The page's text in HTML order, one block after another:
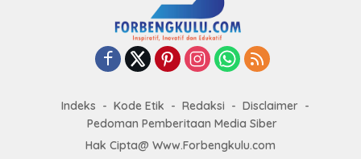
Indeks Kode Etik Redaksi
Disclaimer
Pedoman Pemberitaan Media Siber
Hak Cipta@ Www.Forbengkulu.com